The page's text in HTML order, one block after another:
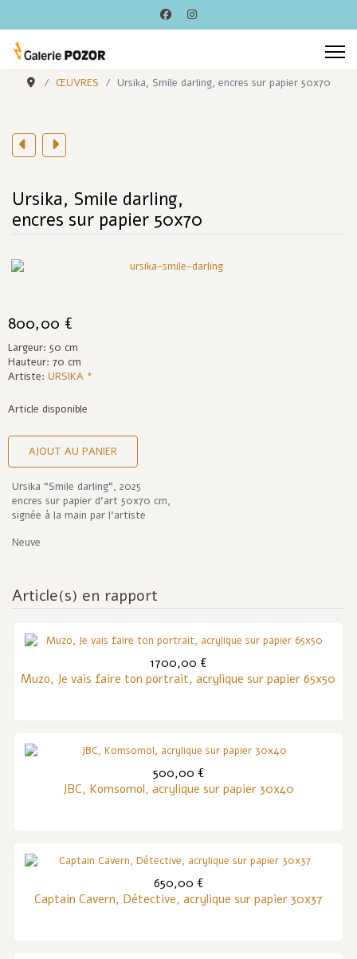
ŒUVRES Ursika, Smile darling, encres sur papier 50x70
Ursika, Smile darling,
encres sur papier 50x70
800,00 €
Largeur: 50 cm
Hauteur: 70 cm
Artiste: URSIKA *
Article disponible
AJOUT AU PANIER
Ursika "Smile darling", 2025
encres sur papier d'art 50x70 cm,
signée à la main par l'artiste
Neuve
Article(s) en rapport
1700,00 €
Muzo, Je vais faire ton portrait, acrylique sur papier 65x50
500,00 €
JBC, Komsomol, acrylique sur papier 30x40
650,00 €
Captain Cavern, Détective, acrylique sur papier 30x37